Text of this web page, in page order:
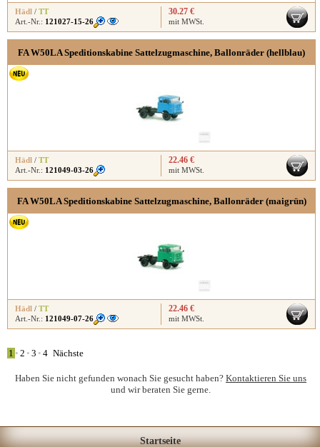
Hädl / TT
Art.-Nr.: 121027-15-26
30.27 €
mit MWSt.
FA W50LA Speditionskabine Sattelzugmaschine, Ballonräder (hellblau)
Hädl / TT
Art.-Nr.: 121049-03-26
22.46 €
mit MWSt.
FA W50LA Speditionskabine Sattelzugmaschine, Ballonräder (maigrün)
Hädl / TT
Art.-Nr.: 121049-07-26
22.46 €
mit MWSt.
1 • 2 • 3 • 4 Nächste
Haben Sie nicht gefunden wonach Sie gesucht haben?Kontaktieren Sie uns
und wir beraten Sie gerne.
Startseite